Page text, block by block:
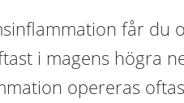
får du
i magens högra
opereras